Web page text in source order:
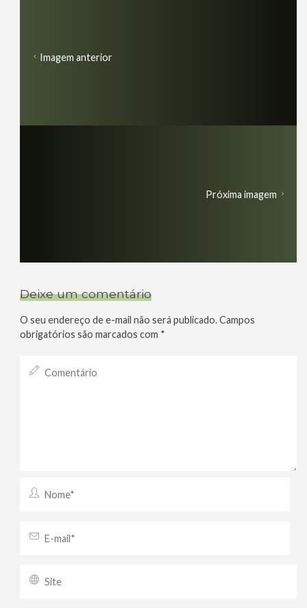
Imagem anterior
Próxima imagem
Deixe um comentário
O seu endereço de e-mail não será publicado. Campos
obrigatórios são marcados com *